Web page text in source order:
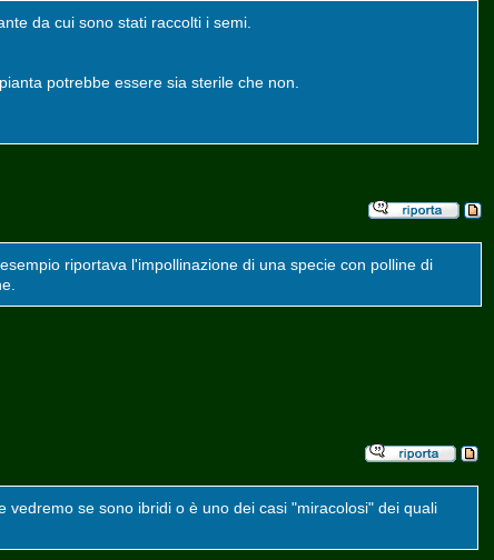
da cui sono stati raccolti i semi.
potrebbe essere sia sterile che non.
riportava l'impollinazione di una specie con polline di
se sono ibridi o è uno dei casi "miracolosi" dei quali